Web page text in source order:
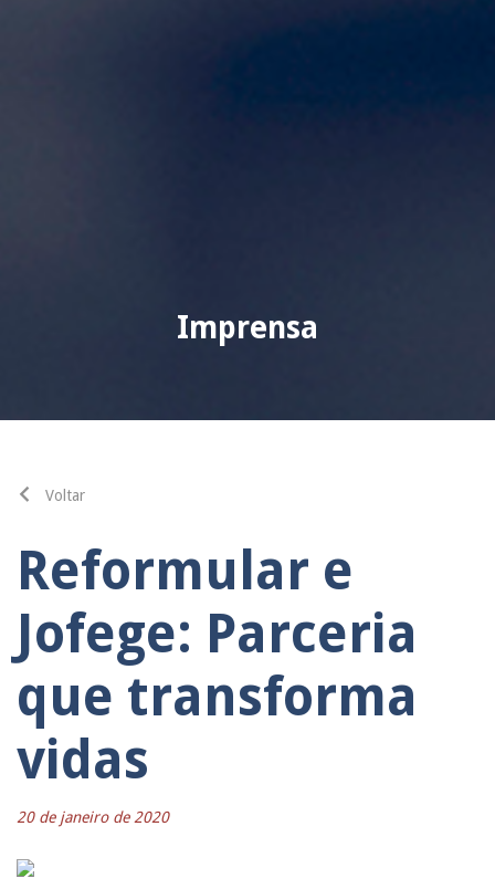
Imprensa
Voltar
Reformular e
Jofege: Parceria
que transforma
vidas
20 de janeiro de 2020